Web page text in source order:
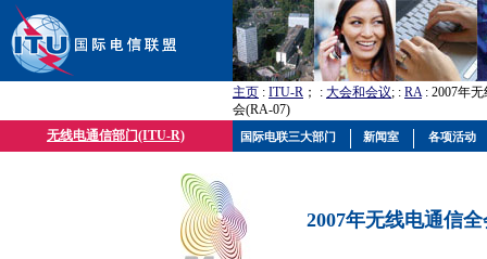
主页 : ITU-R ； : 大会和会议; : RA: 2007年
会(RA-07)
无线电通信部门(ITU-R)
2007年无线电通信
国际电联三大部门 新闻室 各项活动